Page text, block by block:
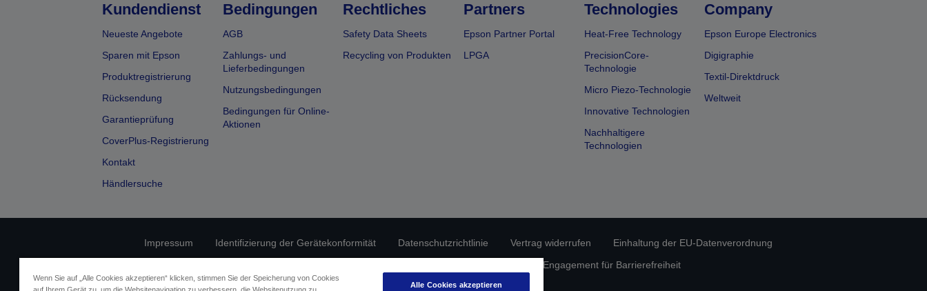
Kundendienst
Neueste Angebote
Sparen mit Epson
Produktregistrierung
Rücksendung
Garantieprüfung
CoverPlus-Registrierung
Kontakt
Händlersuche
Bedingungen
AGB
Zahlungs- und
Lieferbedingungen
Nutzungsbedingungen
Bedingungen für Online-
Aktionen
Rechtliches
Safety Data Sheets
Recycling von Produkten
Partners
Epson Partner Portal
LPGA
Technologies
Heat-Free Technology
PrecisionCore-
Technologie
Micro Piezo-Technologie
Innovative Technologien
Nachhaltigere
Technologien
Company
Epson Europe Electronics
Digigraphie
Textil-Direktdruck
Weltweit
Impressum Identifizierung der Gerätekonformität Datenschutzrichtlinie Vertrag widerrufen
Einhaltung der EU-Datenverordnung
Epson Engagement für Barrierefreiheit
Wenn Sie auf „Alle Cookies akzeptieren“ klicken, stimmen Sie der Speicherung von Cookies
Alle Cookies akzeptieren